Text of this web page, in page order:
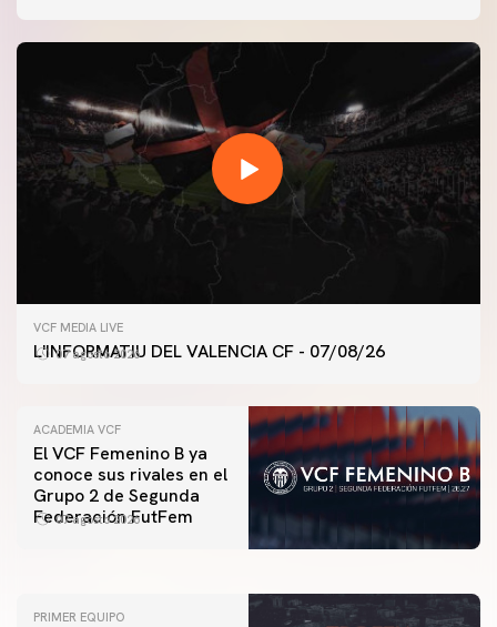
VCF MEDIA LIVE
L'INFORMATIU DEL VALENCIA CF - 07/08/26
07 agosto 2026
ACADEMIA VCF
El VCF Femenino B ya
conoce sus rivales en el
Grupo 2 de Segunda
Federación FutFem
07 agosto 2026
PRIMER EQUIPO
ENTRENAMIENTO DEL VALENCIA CF 7/8/2026
PRIMER EQUIPO